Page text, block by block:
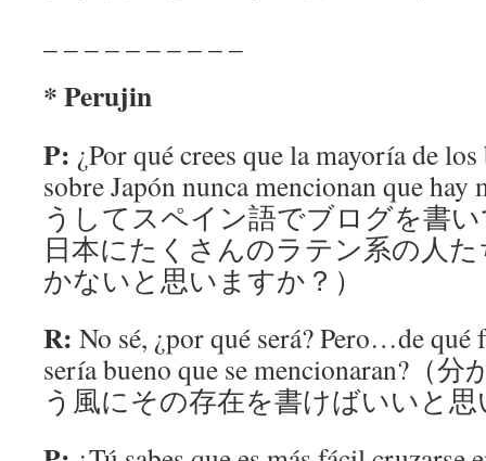
* Perujin
P: ¿Por qué crees que la mayoría de
sobre Japón nunca mencionan que
うしてスペイン語でブログを書
日本にたくさんのラテン系の人
かないと思いますか？）
R: No sé, ¿por qué será? Pero…de qué
sería bueno que se mencionaran?（
う風にその存在を書けばいいと